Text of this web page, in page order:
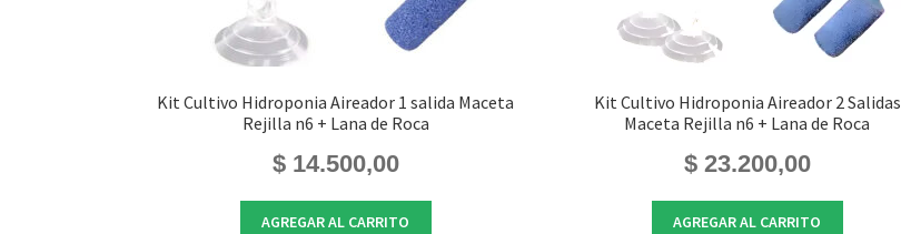
Kit Cultivo Hidroponia Aireador 1 salida Maceta
Rejilla n6 + Lana de Roca
$14.500,00
AGREGAR AL CARRITO
Kit Cultivo Hidroponia Aireador 2 Salidas
Maceta Rejilla n6 + Lana de Roca
$23.200,00
AGREGAR AL CARRITO